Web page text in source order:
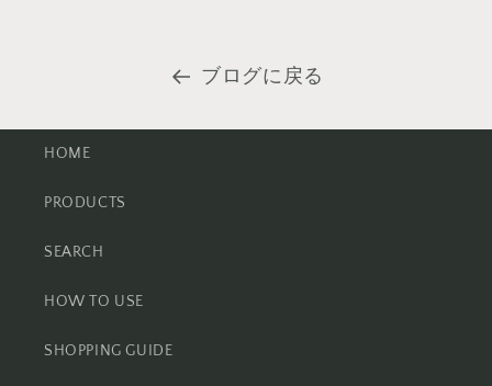
ブログに戻る
HOME
PRODUCTS
SEARCH
HOW TO USE
SHOPPING GUIDE